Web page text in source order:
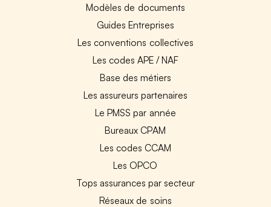
Modèles de documents
Guides Entreprises
Les conventions collectives
Les codes APE / NAF
Base des métiers
Les assureurs partenaires
Le PMSS par année
Bureaux CPAM
Les codes CCAM
Les OPCO
Tops assurances par secteur
Réseaux de soins